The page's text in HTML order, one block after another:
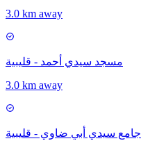
3.0 km away
مسجد سيدي أحمد - قليبية
3.0 km away
جامع سيدي أبي ضاوي - قليبية